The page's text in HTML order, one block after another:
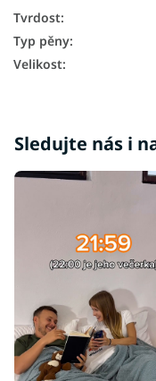
Tvrdost:
Typ pěny:
Velikost:
Sledujte nás i